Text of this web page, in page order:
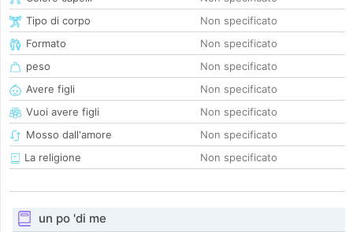
Tipo di corpo
Non specificato
Formato
Non specificato
peso
Non specificato
Avere figli
Non specificato
Vuoi avere figli
Non specificato
Mosso dall'amore
Non specificato
La religione
Non specificato
un po 'di me